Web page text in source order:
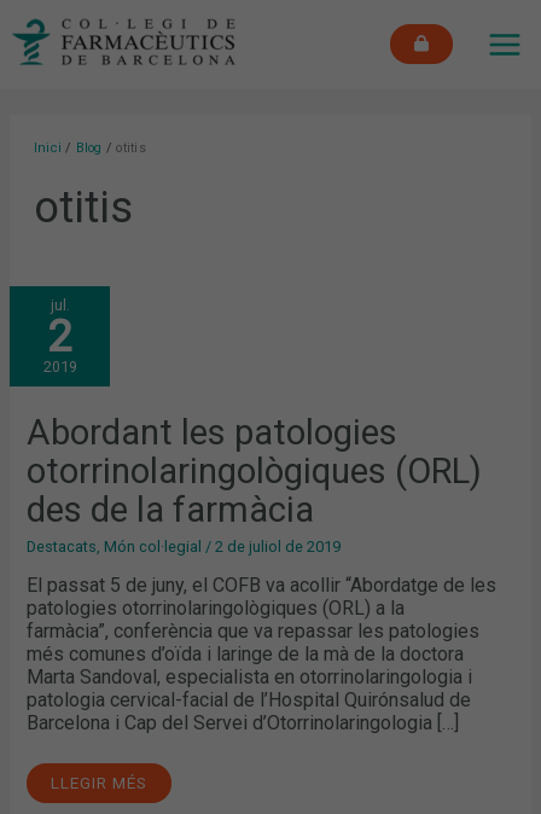
Inici Blog otitis
otitis
jul.
2
2019
Abordant les patologies
otorrinolaringològiques (ORL)
des de la farmàcia
Destacats Món col·legial /2 de juliol de 2019
El passat 5 de juny, el COFB va acollir “Abordatge de les
patologies otorrinolaringològiques (ORL) a la
farmàcia”, conferència que va repassar les patologies
més comunes d’oïda i laringe de la mà de la doctora
Marta Sandoval, especialista en otorrinolaringologia i
patologia cervical-facial de l’Hospital Quirónsalud de
Barcelona i Cap del Servei d’Otorrinolaringologia […]
ABORDANT
LES
PATOLOGIES
OTORRINOLARINGOLÒGIQUES
(ORL)
DES
DE
FARMÀCIA
LLEGIR MÉS